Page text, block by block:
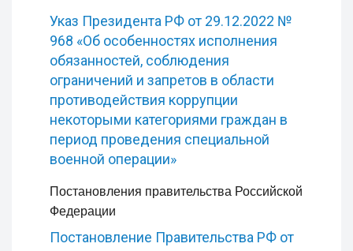
Указ Президента РФ от 29.12.2022 №
968 «Об особенностях исполнения
обязанностей, соблюдения
ограничений и запретов в области
противодействия коррупции
некоторыми категориями граждан в
период проведения специальной
военной операции»
Постановления правительства Российской
Федерации
Постановление Правительства РФ от